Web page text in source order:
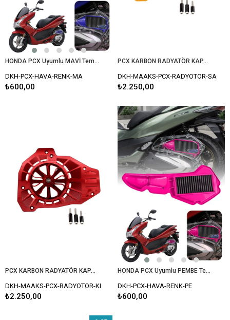
HONDA PCX Uyumlu MAVİ Temizlenebilir Performans Hava Filtresi (2021-2026)
DKH-PCX-HAVA-RENK-MA
₺600,00
PCX KARBON RADYATÖR KAPAK SARI
DKH-MAAKS-PCX-RADYOTOR-SA
₺2.250,00
PCX KARBON RADYATÖR KAPAK KIRMIZI
DKH-MAAKS-PCX-RADYOTOR-KI
₺2.250,00
HONDA PCX Uyumlu PEMBE Temizlenebilir Performans Hava Filtresi (2021-2026)
DKH-PCX-HAVA-RENK-PE
₺600,00